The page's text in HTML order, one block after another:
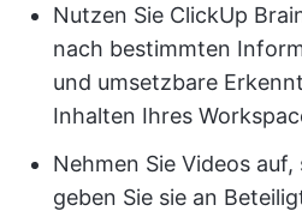
Nutzen Sie ClickUp
nach bestimmten
und umsetzbare
Inhalten Ihres
Nehmen Sie Videos
geben Sie sie an